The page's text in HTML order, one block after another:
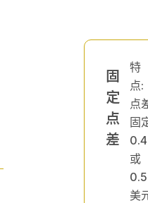
固
定
点
差
特
点:
点
固
0.4
或
0.5
美